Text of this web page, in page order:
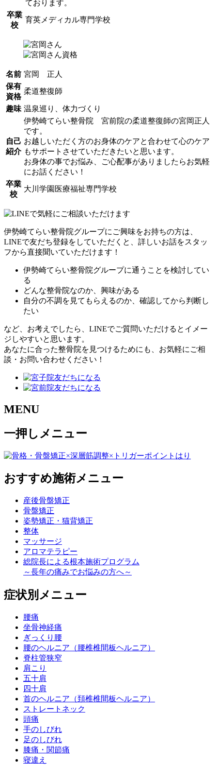
ております。
卒業
校
育英メディカル専門学校
名前 宮岡 正人
保有
資格
柔道整復師
趣味 温泉巡り、体力づくり
自己
紹介
伊勢崎てらい整骨院 宮前院の柔道整復師の宮岡正人
です。
お越しいただく方のお身体のケアと合わせて心のケア
もサポートさせていただきたいと思います。
お身体の事でお悩み、ご心配事がありましたらお気軽
にお話ください！
卒業
校
大川学園医療福祉専門学校
伊勢崎てらい整骨院グループにご興味をお持ちの方は、
LINEで友だち登録をしていただくと、詳しいお話をスタッ
フから直接聞いていただけます！
伊勢崎てらい整骨院グループに通うことを検討してい
る
どんな整骨院なのか、興味がある
自分の不調を見てもらえるのか、確認してから判断し
たい
など、お考えでしたら、LINEでご質問いただけるとイメー
ジしやすいと思います。
あなたに合った整骨院を見つけるためにも、お気軽にご相
談・お問い合わせください！
MENU
一押しメニュー
おすすめ施術メニュー
産後骨盤矯正
骨盤矯正
姿勢矯正・猫背矯正
整体
マッサージ
アロマテラピー
総院長による根本施術プログラム
～長年の痛みでお悩みの方へ～
症状別メニュー
腰痛
坐骨神経痛
ぎっくり腰
腰のヘルニア（腰椎椎間板ヘルニア）
脊柱管狭窄
肩こり
五十肩
四十肩
首のヘルニア（頚椎椎間板ヘルニア）
ストレートネック
頭痛
手のしびれ
足のしびれ
膝痛・関節痛
寝違え